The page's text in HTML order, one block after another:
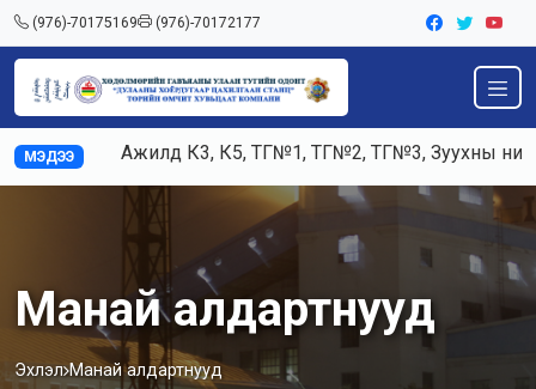
(976)-70175169 (976)-70172177
МЭДЭЭАжилд К3, К5, ТГ№1, ТГ№2, ТГ№3, Зуухны нийлбэр
Манай алдартнууд
Эхлэл Манай алдартнууд